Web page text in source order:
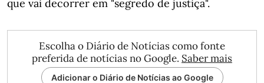
que vai decorrer em "segredo de justiça".
Escolha o Diário de Notícias como fonte
preferida de notícias no Google. Saber mais
Adicionar o Diário de Notícias ao Google